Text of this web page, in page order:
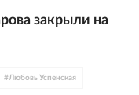
закрыли на
# Любовь Успенская